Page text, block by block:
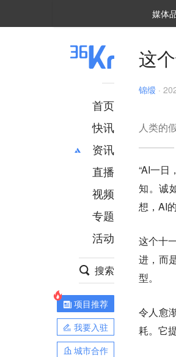
媒体
首页
快讯
资讯
推荐
财经
项目推荐
安徽
直播
视频
专题
活动
搜索
项目推荐
我要入驻
城市合作
这
锦缎 ·
人类的
“AI一日
知。诚
想，AI
这个十
进，而
型。
令人愈
耗。它